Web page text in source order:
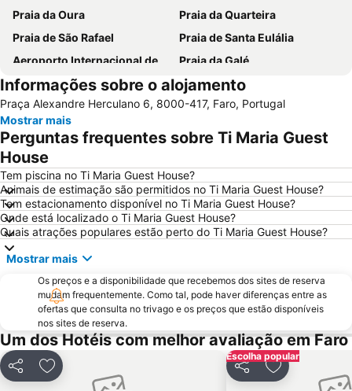
Praia da Oura
Praia da Quarteira
Praia de São Rafael
Praia de Santa Eulália
Aeroporto Internacional de Faro - Gago Coutinho
Praia da Galé
Praia dos Pescadores
Vilamoura Marina
Praia da Manta Rota
Praia da Ilha da Armona
Balaia Golf Village
Praia da Ilha de Tavira
Praia do Barril
Aldeia das Açoteias
Montechoro
Fuseta(Mar) Beach
De Vilamoura
Olhos de Água
Estádio Algarve
Inatel Beach
Marina de Albufeira
AlgarveShopping
Ferreiras
Praia Verde
Aqualand Algarve
Areias de São João
Cacela Velha Beach
Praia do Ancão
Avenida Marginal de Monte Gordo
Sesmarias
Aveiros
Informações sobre o alojamento
Praça Alexandre Herculano 6, 8000-417, Faro, Portugal
Mostrar mais
Perguntas frequentes sobre Ti Maria Guest
House
Tem piscina no Ti Maria Guest House?
Animais de estimação são permitidos no Ti Maria Guest House?
Tem estacionamento disponível no Ti Maria Guest House?
Onde está localizado o Ti Maria Guest House?
Quais atrações populares estão perto do Ti Maria Guest House?
Mostrar mais
Os preços e a disponibilidade que recebemos dos sites de reserva
mudam frequentemente. Como tal, pode haver diferenças entre as
ofertas que consulta no trivago e os preços que estão disponíveis
nos sites de reserva.
Um dos Hotéis com melhor avaliação em Faro
PartilharAdicionar aos favoritos
Escolha popular
PartilharAdicionar